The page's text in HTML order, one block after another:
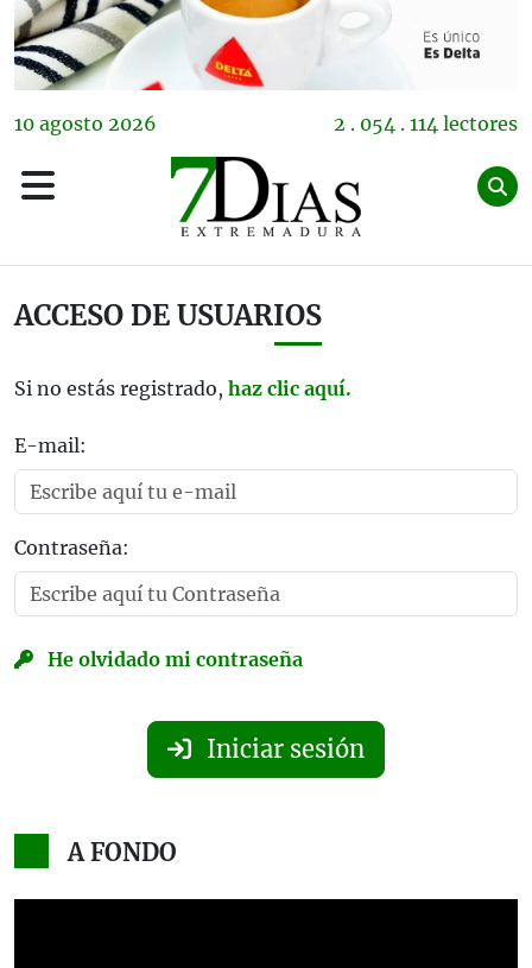
10 agosto 2026 2 . 054 . 114 lectores
ACCESO DE USUARIOS
Si no estás registrado, haz clic aquí.
E-mail:
Contraseña:
He olvidado mi contraseña
Iniciar sesión
A FONDO